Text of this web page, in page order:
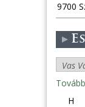
9700
H